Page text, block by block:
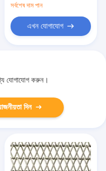
সর্বশেষ দাম পান
এখন যোগাযোগ
যোগাযোগ করুন।
দিন